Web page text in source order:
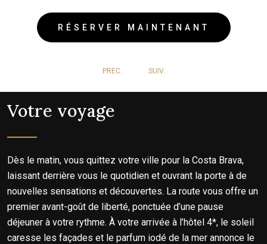
RÉSERVER MAINTENANT
PREC. SUIV.
Votre voyage
Dès le matin, vous quittez votre ville pour la Costa Brava,
laissant derrière vous le quotidien et ouvrant la porte à de
nouvelles sensations et découvertes. La route vous offre un
premier avant-goût de liberté, ponctuée d’une pause
déjeuner à votre rythme. À votre arrivée à l’hôtel 4*, le soleil
caresse les façades et le parfum iodé de la mer annonce le